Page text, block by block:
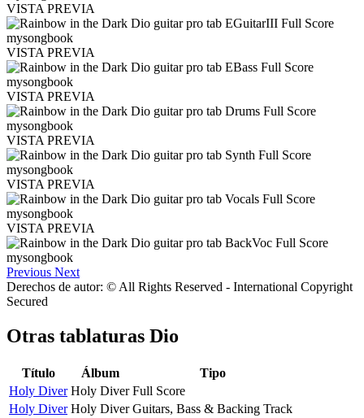
VISTA PREVIA
VISTA PREVIA
VISTA PREVIA
VISTA PREVIA
VISTA PREVIA
VISTA PREVIA
Previous Next
Derechos de autor: © All Rights Reserved - International Copyright
Secured
Otras tablaturas Dio
Título Álbum
Tipo
Holy Diver Holy Diver Full Score
Holy Diver Holy Diver Guitars, Bass & Backing Track